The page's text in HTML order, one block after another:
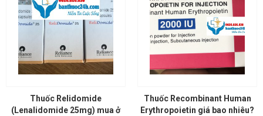
Thuốc Relidomide
(Lenalidomide 25mg) mua ở
Thuốc Recombinant Human
Erythropoietin giá bao nhiêu?